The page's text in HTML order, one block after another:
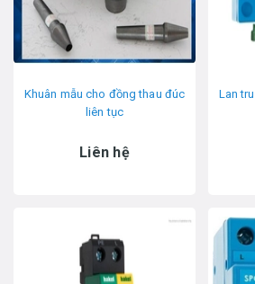
Khuân mẫu cho đồng thau đúc
liên tục
Liên hệ
Lan